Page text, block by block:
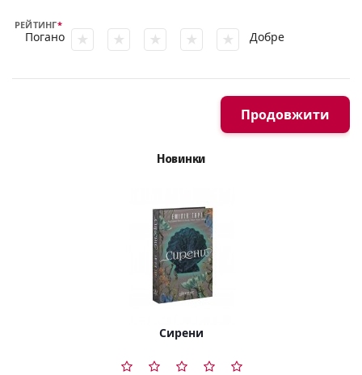
РЕЙТИНГ
Погано Добре
Продовжити
Новинки
Сирени